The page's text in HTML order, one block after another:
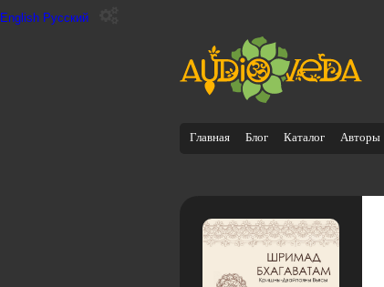
English Русский
Главная Блог Каталог Авторы